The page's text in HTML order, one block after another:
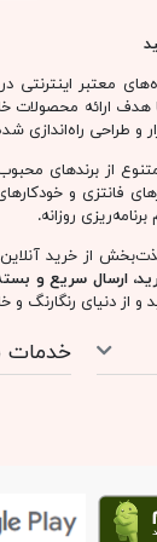
معتبر اینترنتی
هدف ارائه محصولات
و طراحی راه‌اندازی
از برندهای
فانتزی و
روزانه.
از خرید آنلاین
ارسال سریع و
از دنیای رنگارنگ و
خدمات